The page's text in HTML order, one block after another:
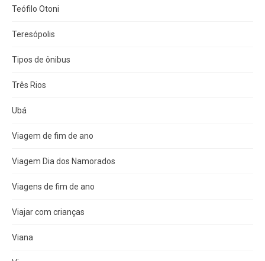
Teófilo Otoni
Teresópolis
Tipos de ônibus
Três Rios
Ubá
Viagem de fim de ano
Viagem Dia dos Namorados
Viagens de fim de ano
Viajar com crianças
Viana